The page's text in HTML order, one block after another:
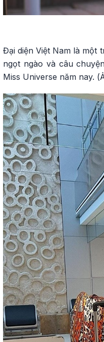
Đại diện Việt Nam là một
ngọt ngào và câu
Miss Universe năm nay.